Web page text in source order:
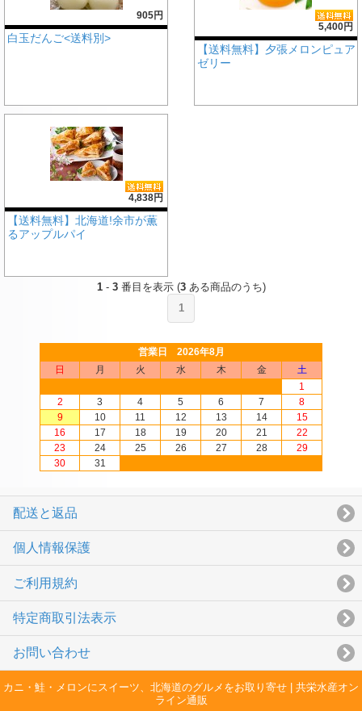
905円
白玉だんご<送料別>
5,400円
【送料無料】夕張メロンピュア
ゼリー
4,838円
【送料無料】北海道!余市が薫
るアップルパイ
1- 3番目を表示 (3ある商品のうち)
1
営業日 2026年8月
日
月 火 水 木 金
土
1
2
3 4 5 6 7
8
9
10 11 12 13 14
15
16
17 18 19 20 21
22
23
24 25 26 27 28
29
30
31
配送と返品
個人情報保護
ご利用規約
特定商取引法表示
お問い合わせ
カニ・鮭・メロンにスイーツ、北海道のグルメをお取り寄せ | 共栄水産オン
ライン通販